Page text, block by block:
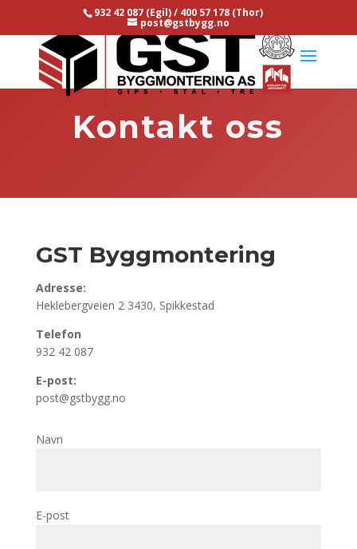
932 42 087 (Egil) / 400 57 178 (Thor)
post@gstbygg.no
Kontakt oss
GST Byggmontering
Adresse:
Heklebergveien 2 3430, Spikkestad
Telefon
932 42 087
E-post:
post@gstbygg.no
Navn
E-post*